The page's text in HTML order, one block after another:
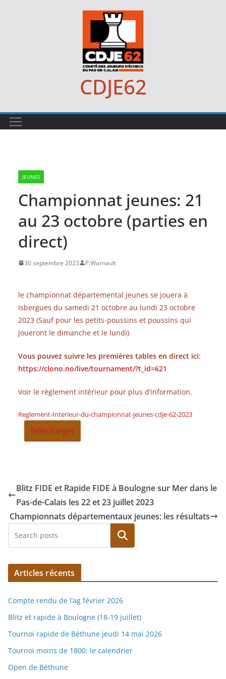
CDJE62
JEUNES
Championnat jeunes: 21
au 23 octobre (parties en
direct)
30 septembre 2023 P.Warnault
le championnat départemental jeunes se jouera à
Isbergues du samedi 21 octobre au lundi 23 octobre
2023 (Sauf pour les petits-poussins et poussins qui
joueront le dimanche et le lundi)
Vous pouvez suivre les premières tables en direct ici:
https://clono.no/live/tournament/?t_id=621
Voir le règlement intérieur pour plus d’information.
Reglement-Interieur-du-championnat-jeunes-cdje-62-2023
Télécharger
Blitz FIDE et Rapide FIDE à Boulogne sur Mer dans le
Pas-de-Calais les 22 et 23 juillet 2023
Championnats départementaux jeunes: les résultats
Rechercher
Articles récents
Compte rendu de l’ag février 2026
Blitz et rapide à Boulogne (18-19 juillet)
Tournoi rapide de Béthune jeudi 14 mai 2026
Tournoi moins de 1800: le calendrier
Open de Béthune